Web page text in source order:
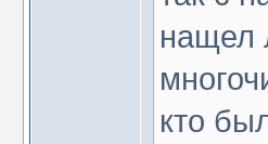
нащел
кто